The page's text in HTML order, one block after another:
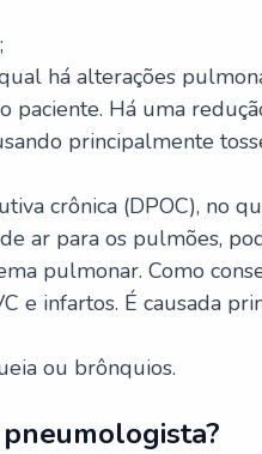
há alterações
paciente. Há uma
principalmente
crônica (DPOC), no
ar para os pulmões,
pulmonar. Como
e infartos. É causada
ou brônquios.